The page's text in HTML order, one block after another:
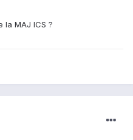
la MAJ ICS ?